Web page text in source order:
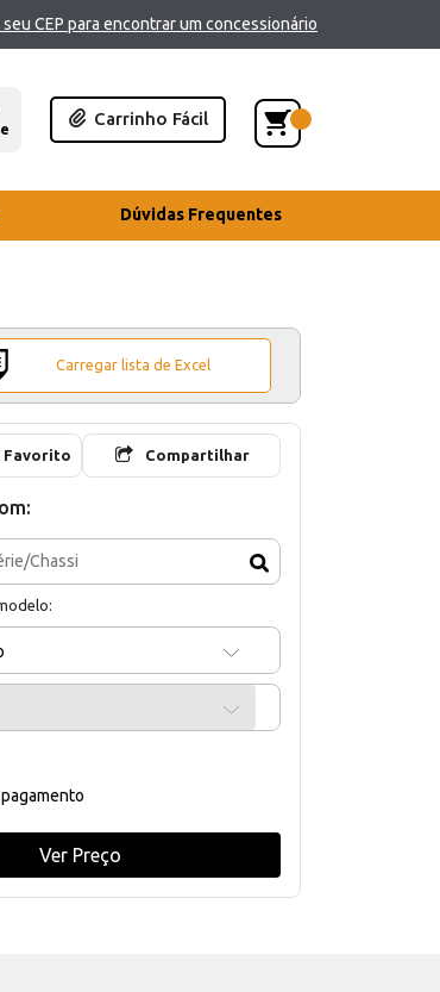
seu CEP para encontrar um concessionário
Carrinho Fácil
Dúvidas Frequentes
Carregar lista de Excel
Favorito Compartilhar
Ver Preço